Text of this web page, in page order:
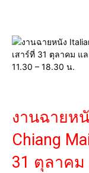
งานฉายหนั
Chiang
31 ตุลาคม